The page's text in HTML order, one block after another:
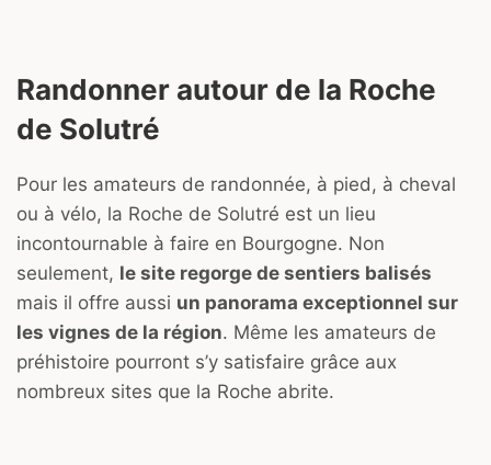
Randonner autour de la Roche
de Solutré
Pour les amateurs de randonnée, à pied, à cheval
ou à vélo, la Roche de Solutré est un lieu
incontournable à faire en Bourgogne. Non
seulement, le site regorge de sentiers balisés
mais il offre aussi un panorama exceptionnel sur
les vignes de la région. Même les amateurs de
préhistoire pourront s’y satisfaire grâce aux
nombreux sites que la Roche abrite.